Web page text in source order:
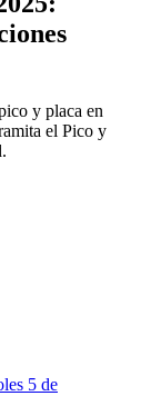
y placa en
el Pico y